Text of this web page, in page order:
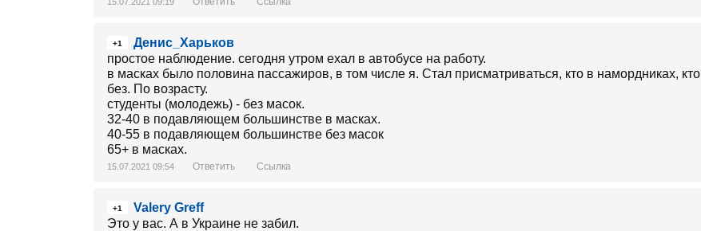
+1
Денис_Харьков
простое наблюдение. сегодня утром ехал в автобусе на работу.
в масках было половина пассажиров, в том числе я. Стал присматриваться, кто в намордниках, кто
без. По возрасту.
студенты (молодежь) - без масок.
32-40 в подавляющем большинстве в масках.
40-55 в подавляющем большинстве без масок
65+ в масках.
15.07.2021 09:54 Ответить Ссылка
+1
Valery Greff
Это у вас. А в Украине не забил.